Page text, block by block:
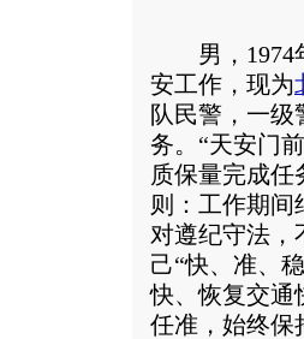
男，1974年
安工作，现为
队民警，一级
务。“天安门
质保量完成任
则：工作期间
对遵纪守法，
己“快、准、
快、恢复交通
任准，始终保